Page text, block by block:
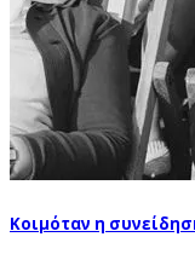
Κοιμόταν η